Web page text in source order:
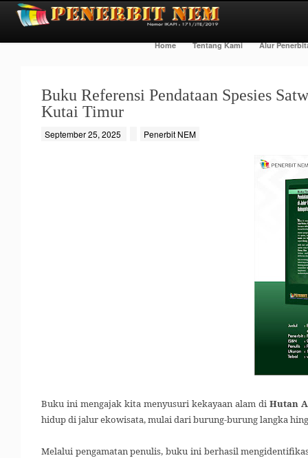
Home Tentang Kami Alur
Buku Referensi Pendataan Spesies
Kutai Timur
September 25, 2025 Penerbit NEM
Buku ini mengajak kita menyusuri kekayaan alam di Hutan
hidup di jalur ekowisata, mulai dari burung-burung langka
Melalui pengamatan penulis, buku ini berhasil